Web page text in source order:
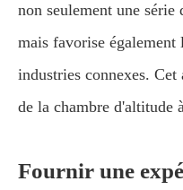
non seulement une série
mais favorise également
industries connexes.
de la chambre d'altitude
Fournir une